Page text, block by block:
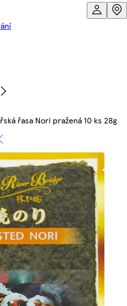
řasa Nori pražená 10 ks 28g